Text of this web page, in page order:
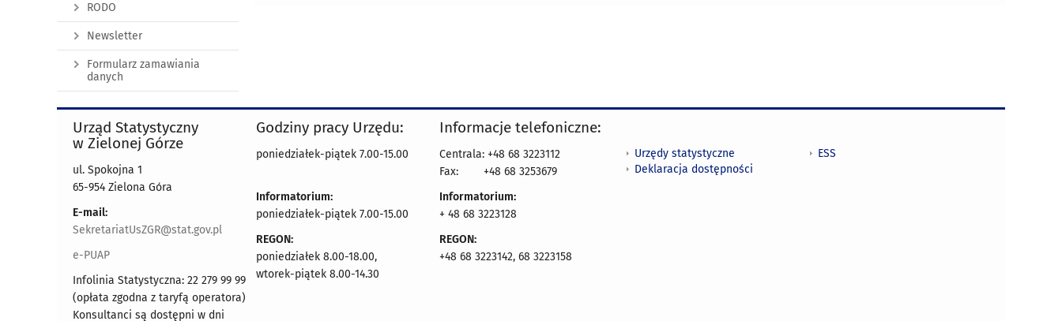
RODO
Newsletter
Formularz zamawiania
danych
Urząd Statystyczny
w Zielonej Górze
ul. Spokojna 1
65-954 Zielona Góra
E-mail:
SekretariatUsZGR@stat.gov.pl
e-PUAP
Infolinia Statystyczna: 22 279 99 99
(opłata zgodna z taryfą operatora)
Konsultanci są dostępni w dni
Godziny pracy Urzędu:
poniedziałek-piątek 7.00-15.00
Informatorium:
poniedziałek-piątek 7.00-15.00
REGON:
poniedziałek 8.00-18.00,
wtorek-piątek 8.00-14.30
Informacje telefoniczne:
Centrala: +48 68 3223112
Fax:
+48 68 3253679
Informatorium:
+ 48 68 3223128
REGON:
+48 68 3223142, 68 3223158
Urzędy statystyczne
Deklaracja dostępności
ESS